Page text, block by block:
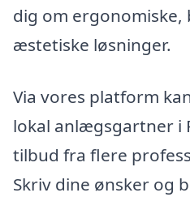
dig om
æstetiske løsninger.
Via vores platform
lokal anlægsgartner i
tilbud fra flere
Skriv dine ønsker og